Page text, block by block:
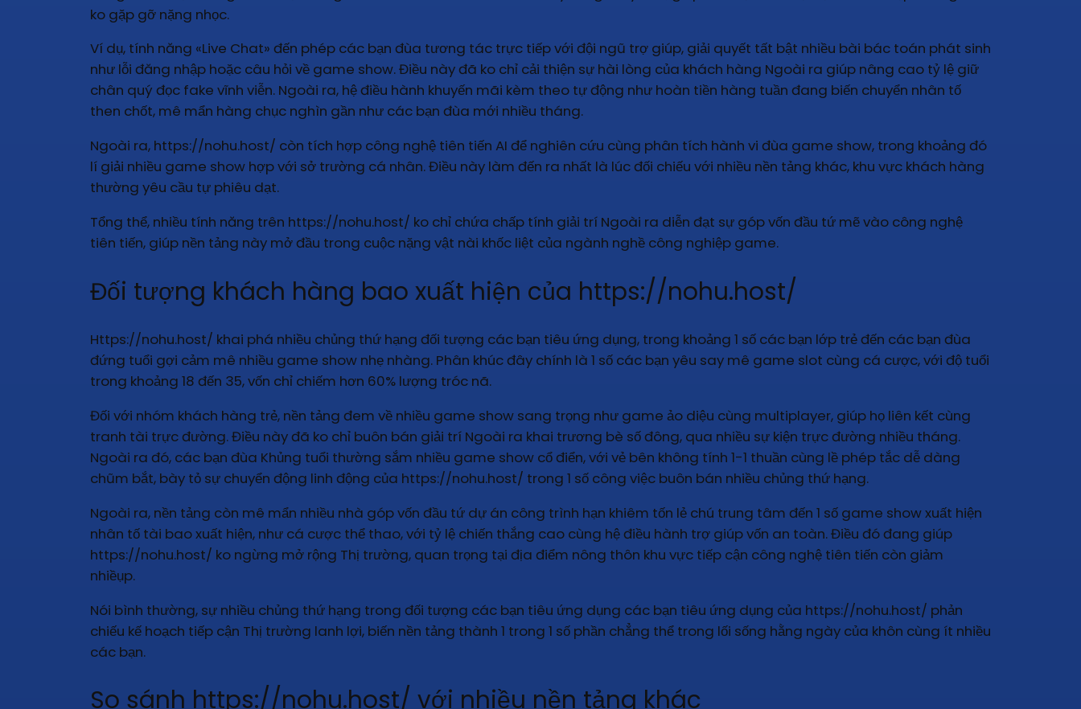
ko gặp gỡ nặng nhọc.
Ví dụ, tính năng «Live Chat» đến phép các bạn đùa tương tác trực tiếp với đội ngũ trợ giúp, giải quyết tất bật nhiều bài bác toán phát sinh
như lỗi đăng nhập hoặc câu hỏi về game show. Điều này đã ko chỉ cải thiện sự hài lòng của khách hàng Ngoài ra giúp nâng cao tỷ lệ giữ
chân quý đọc fake vĩnh viễn. Ngoài ra, hệ điều hành khuyến mãi kèm theo tự động như hoàn tiền hàng tuần đang biến chuyển nhân tố
then chốt, mê mẩn hàng chục nghìn gần như các bạn đùa mới nhiều tháng.
Ngoài ra, https://nohu.host/ còn tích hợp công nghệ tiên tiến AI để nghiên cứu cùng phân tích hành vi đùa game show, trong khoảng đó
lí giải nhiều game show hợp với sở trường cá nhân. Điều này làm đến ra nhất là lúc đối chiếu với nhiều nền tảng khác, khu vực khách hàng
thường yêu cầu tự phiêu dạt.
Tổng thể, nhiều tính năng trên https://nohu.host/ ko chỉ chứa chấp tính giải trí Ngoài ra diễn đạt sự góp vốn đầu tứ mẽ vào công nghệ
tiên tiến, giúp nền tảng này mở đầu trong cuộc nặng vật nài khốc liệt của ngành nghề công nghiệp game.
Đối tượng khách hàng bao xuất hiện của https://nohu.host/
Https://nohu.host/ khai phá nhiều chủng thứ hạng đối tượng các bạn tiêu ứng dụng, trong khoảng 1 số các bạn lớp trẻ đến các bạn đùa
đứng tuổi gợi cảm mê nhiều game show nhẹ nhàng. Phân khúc đây chính là 1 số các bạn yêu say mê game slot cùng cá cược, với độ tuổi
trong khoảng 18 đến 35, vốn chỉ chiếm hơn 60% lượng tróc nã.
Đối với nhóm khách hàng trẻ, nền tảng đem về nhiều game show sang trọng như game ảo diệu cùng multiplayer, giúp họ liên kết cùng
tranh tài trực đường. Điều này đã ko chỉ buôn bán giải trí Ngoài ra khai trương bè số đông, qua nhiều sự kiện trực đường nhiều tháng.
Ngoài ra đó, các bạn đùa Khủng tuổi thường sắm nhiều game show cổ điển, với vẻ bên không tính 1-1 thuần cùng lề phép tắc dễ dàng
chũm bắt, bày tỏ sự chuyển động linh động của https://nohu.host/ trong 1 số công việc buôn bán nhiều chủng thứ hạng.
Ngoài ra, nền tảng còn mê mẩn nhiều nhà góp vốn đầu tứ dự án công trình hạn khiêm tốn lẻ chú trung tâm đến 1 số game show xuất hiện
nhân tố tài bao xuất hiện, như cá cược thể thao, với tỷ lệ chiến thắng cao cùng hệ điều hành trợ giúp vốn an toàn. Điều đó đang giúp
https://nohu.host/ ko ngừng mở rộng Thị trường, quan trọng tại địa điểm nông thôn khu vực tiếp cận công nghệ tiên tiến còn giảm
nhiềụp.
Nói bình thường, sự nhiều chủng thứ hạng trong đối tượng các bạn tiêu ứng dụng các bạn tiêu ứng dụng của https://nohu.host/ phản
chiếu kế hoạch tiếp cận Thị trường lanh lợi, biến nền tảng thành 1 trong 1 số phần chẳng thể trong lối sống hằng ngày của khôn cùng ít nhiều
các bạn.
So sánh https://nohu.host/ với nhiều nền tảng khác